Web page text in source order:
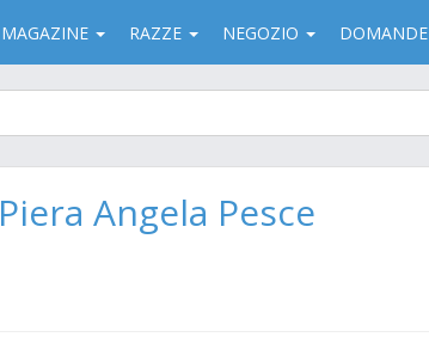
MAGAZINE RAZZE NEGOZIO DOMANDE
Piera Angela Pesce